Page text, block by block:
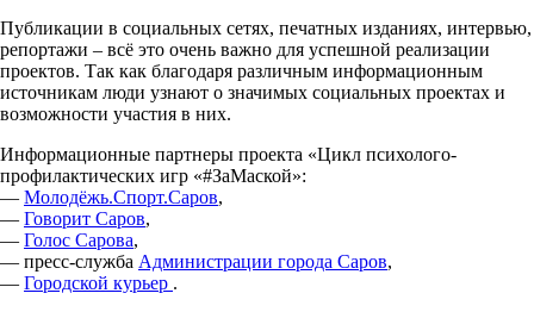
Публикации в социальных сетях, печатных изданиях, интервью,
репортажи – всё это очень важно для успешной реализации
проектов. Так как благодаря различным информационным
источникам люди узнают о значимых социальных проектах и
возможности участия в них.
Информационные партнеры проекта «Цикл психолого-
профилактических игр «#ЗаМаской»:
— Молодёжь.Спорт.Саров,
— Говорит Саров,
— Голос Сарова,
— пресс-служба Администрации города Саров,
— Городской курьер .